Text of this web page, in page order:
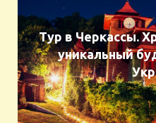
Тур в Черкассы.
уникальный